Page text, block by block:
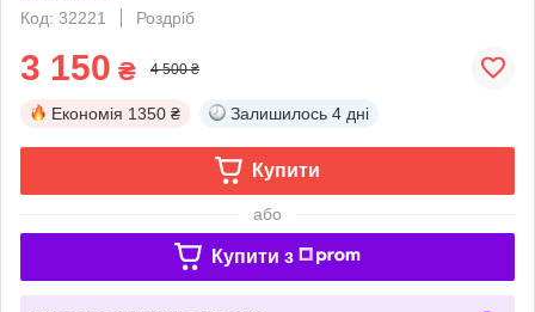
Код: 32221
Роздріб
3 150 ₴ 4 500 ₴
Економія 1350 ₴ Залишилось 4 дні
Купити
або
Купити з